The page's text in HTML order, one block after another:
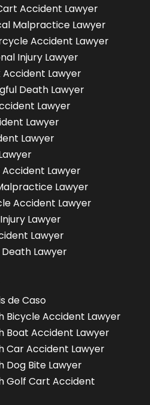
Accident Lawyer
Malpractice Lawyer
Accident Lawyer
Injury Lawyer
Lawyer
Death Lawyer
Lawyer
Lawyer
Lawyer
Lawyer
Lawyer
Accident Lawyer
Lawyer
Lawyer
Lawyer
de Caso
Bicycle Accident Lawyer
Boat Accident Lawyer
Car Accident Lawyer
Dog Bite Lawyer
Golf Cart Accident